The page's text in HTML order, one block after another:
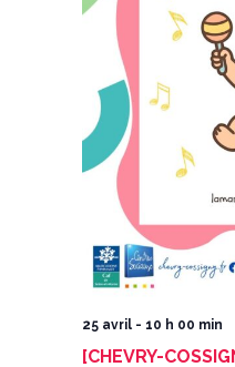
25 avril - 10 h 00 min
[CHEVRY-